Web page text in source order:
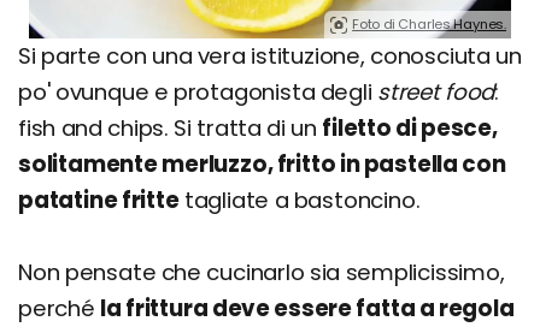
Foto di Charles Haynes.
Si parte con una vera istituzione, conosciuta un
po' ovunque e protagonista degli street food:
fish and chips. Si tratta di un filetto di pesce,
solitamente merluzzo, fritto in pastella con
patatine frittetagliate a bastoncino.
Non pensate che cucinarlo sia semplicissimo,
perché la frittura deve essere fatta a regola